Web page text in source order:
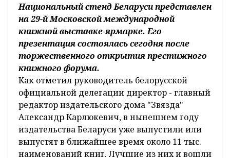
Национальный стенд Беларуси представлен
на 29-й Московской международной
книжной выставке-ярмарке. Его
презентация состоялась сегодня после
торжественного открытия престижного
книжного форума.
Как отметил руководитель белорусской
официальной делегации директор - главный
редактор издательского дома "Звязда"
Александр Карлюкевич, в нынешнем году
издательства Беларуси уже выпустили или
выпустят в ближайшее время около 11 тыс.
наименований книг. Лучшие из них и вошли